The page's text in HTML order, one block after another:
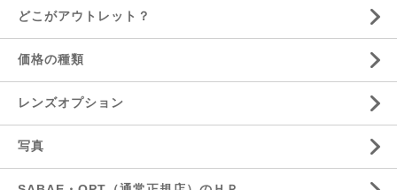
どこがアウトレット？
価格の種類
レンズオプション
写真